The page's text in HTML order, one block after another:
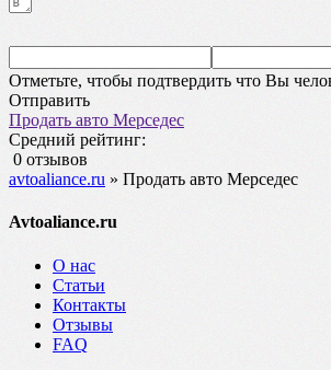
Отметьте, чтобы подтвердить что Вы
Отправить
Продать авто Мерседес
Средний рейтинг:
0 отзывов
avtoaliance.ru » Продать авто Мерседес
Avtoaliance.ru
О нас
Статьи
Контакты
Отзывы
FAQ